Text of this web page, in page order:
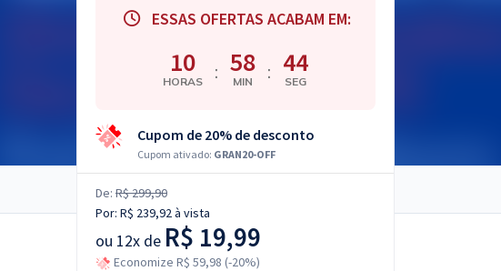
ESSAS OFERTAS ACABAM EM:
10
HORAS : 58
MIN : 43
SEG
Cupom de 20% de desconto
Cupom ativado: GRAN20-OFF
De: R$ 299,90
Por: R$ 239,92à vista
ou 12x de R$ 19,99
Economize R$ 59,98 (-20%)